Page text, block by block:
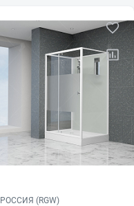
РОССИЯ (RGW)